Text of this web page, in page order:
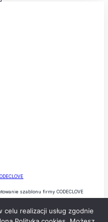
szablonu firmy CODECLOVE
realizacji usług zgodnie